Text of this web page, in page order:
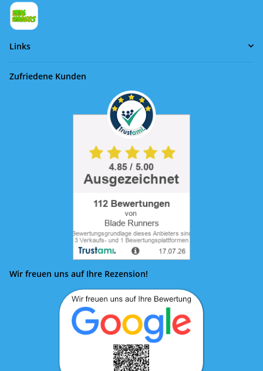
Links
Zufriedene Kunden
Wir freuen uns auf Ihre Rezension!